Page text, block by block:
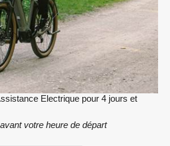
Electrique pour 4 jours et
votre heure de départ